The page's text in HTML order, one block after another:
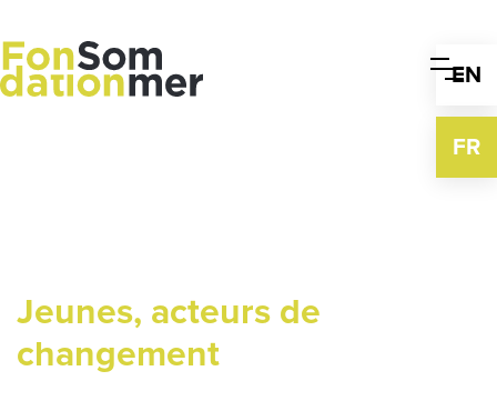
to
content
EN
FR
Jeunes, acteurs de
changement